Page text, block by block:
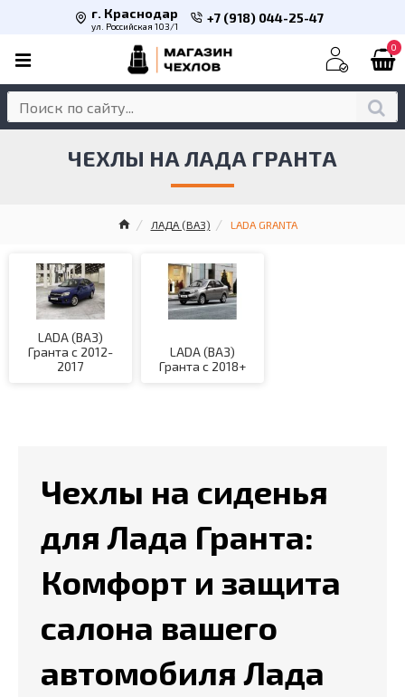
г. Краснодар
ул. Российская 103/1
+7 (918) 044-25-47
0
ЛАДА (ВАЗ) LADA GRANTA
ЧЕХЛЫ НА ЛАДА ГРАНТА
LADA (ВАЗ)
Гранта с 2012-
2017
LADA (ВАЗ)
Гранта с 2018+
Чехлы на сиденья
для Лада Гранта:
Комфорт и защита
салона вашего
автомобиля Лада